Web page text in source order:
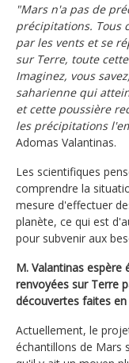
"Mars n'a pas de
précipitations. Tous
par les vents et se
sur Terre, toute
Imaginez, vous
saharienne qui
et cette poussière
les précipitations
Adomas Valantinas.
Les scientifiques
comprendre la
mesure d'effectuer
planète, ce qui est
pour subvenir aux
M. Valantinas espère
renvoyées sur Terre
découvertes faites
Actuellement, le
échantillons de Mars